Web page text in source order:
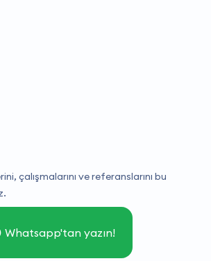
çalışmalarını ve referanslarını bu
Whatsapp'tan yazın!